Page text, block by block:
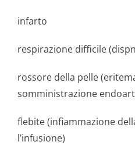
infarto
respirazione difficile
rossore della pelle
somministrazione
flebite (infiammazione
l’infusione)